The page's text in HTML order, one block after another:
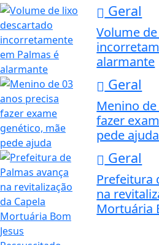
Geral
Volume
alarmante
Geral
Menino
fazer
pede ajuda
Geral
Prefeitura
na
Mortuária